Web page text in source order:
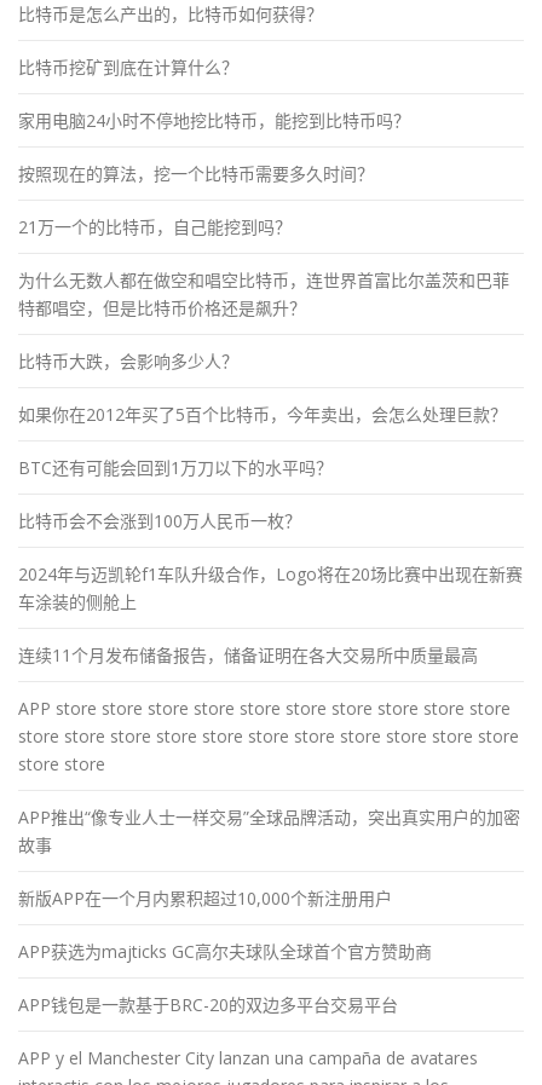
比特币是怎么产出的，比特币如何获得？
比特币挖矿到底在计算什么？
家用电脑24小时不停地挖比特币，能挖到比特币吗？
按照现在的算法，挖一个比特币需要多久时间？
21万一个的比特币，自己能挖到吗？
为什么无数人都在做空和唱空比特币，连世界首富比尔盖茨和巴菲
特都唱空，但是比特币价格还是飙升？
比特币大跌，会影响多少人？
如果你在2012年买了5百个比特币，今年卖出，会怎么处理巨款？
BTC还有可能会回到1万刀以下的水平吗？
比特币会不会涨到100万人民币一枚？
2024年与迈凯轮f1车队升级合作，Logo将在20场比赛中出现在新赛
车涂装的侧舱上
连续11个月发布储备报告，储备证明在各大交易所中质量最高
APP store store store store store store store store store store
store store store store store store store store store store store
store store
APP推出“像专业人士一样交易”全球品牌活动，突出真实用户的加密
故事
新版APP在一个月内累积超过10,000个新注册用户
APP获选为majticks GC高尔夫球队全球首个官方赞助商
APP钱包是一款基于BRC-20的双边多平台交易平台
APP y el Manchester City lanzan una campaña de avatares